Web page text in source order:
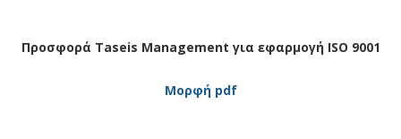
Προσφορά Taseis Management για εφαρμογή ISO 9001
Μορφή pdf